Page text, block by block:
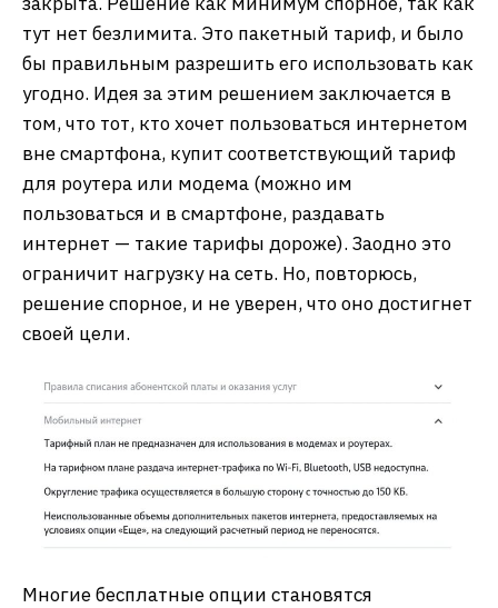
тут нет безлимита. Это пакетный тариф, и было
бы правильным разрешить его использовать как
угодно. Идея за этим решением заключается в
том, что тот, кто хочет пользоваться интернетом
вне смартфона, купит соответствующий тариф
для роутера или модема (можно им
пользоваться и в смартфоне, раздавать
интернет — такие тарифы дороже). Заодно это
ограничит нагрузку на сеть. Но, повторюсь,
решение спорное, и не уверен, что оно достигнет
своей цели.
Многие бесплатные опции становятся